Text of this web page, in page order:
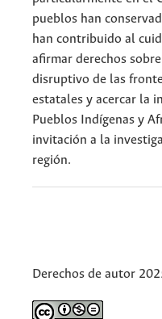
pueblos han
han contribuido al
afirmar derechos
disruptivo de las
estatales y acercar la
Pueblos Indígenas y
invitación a la
región.
Derechos de autor